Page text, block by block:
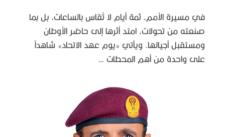
في مسيرة الأمم، ثمة أيام لا تُقاس بالساعات، بل بما
صنعته من تحولات، امتد أثرها إلى حاضر الأوطان
ومستقبل أجيالها. ويأتي «يوم عهد الاتحاد» شاهداً
على واحدة من أهم المحطات …